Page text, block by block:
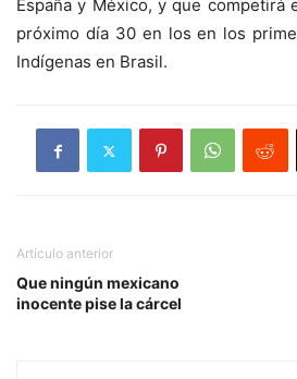
España y México, y que competirá
próximo día 30 en los en los
Indígenas en Brasil.
Artículo anterior
Que ningún mexicano
inocente pise la cárcel